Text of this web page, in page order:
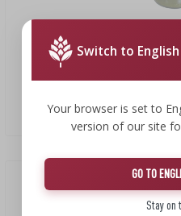
26,40 zł
3,30 PLN/szt.
Nowość
Switch to
Your browser is set to
version of our site
GO TO
Stay on